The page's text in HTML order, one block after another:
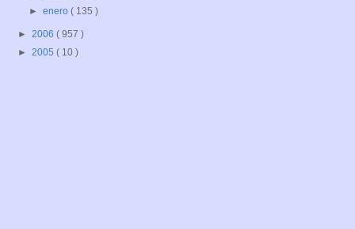
►enero( 135 )
► 2006 ( 957 )
► 2005 ( 10 )